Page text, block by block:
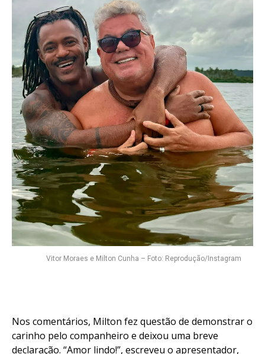
Vitor Moraes e Milton Cunha – Foto: Reprodução/Instagram
Nos comentários, Milton fez questão de demonstrar o
carinho pelo companheiro e deixou uma breve
declaração. “Amor lindo!”, escreveu o apresentador,